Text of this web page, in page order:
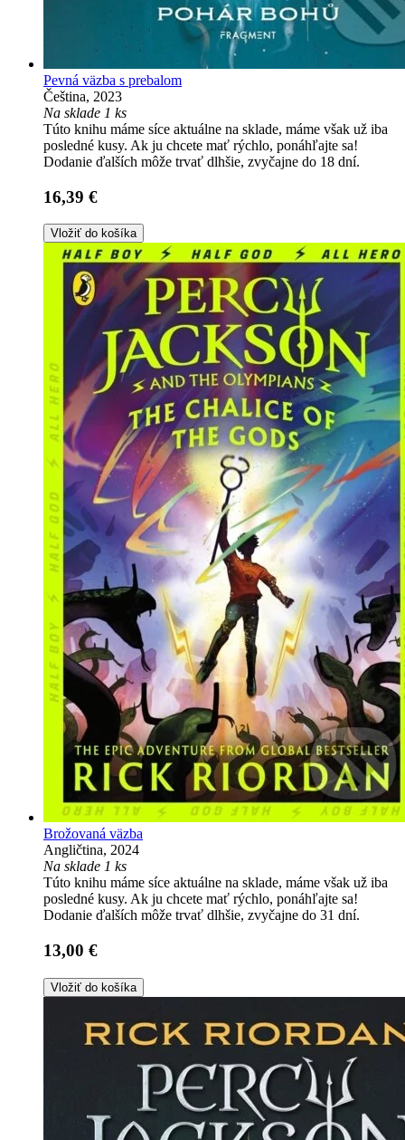
Pevná väzba s prebalom
Čeština, 2023
Na sklade 1 ks
Túto knihu máme síce aktuálne na sklade, máme však už iba
posledné kusy. Ak ju chcete mať rýchlo, ponáhľajte sa!
Dodanie ďalších môže trvať dlhšie, zvyčajne do 18 dní.
16,39 €
Vložiť do košíka
Brožovaná väzba
Angličtina, 2024
Na sklade 1 ks
Túto knihu máme síce aktuálne na sklade, máme však už iba
posledné kusy. Ak ju chcete mať rýchlo, ponáhľajte sa!
Dodanie ďalších môže trvať dlhšie, zvyčajne do 31 dní.
13,00 €
Vložiť do košíka